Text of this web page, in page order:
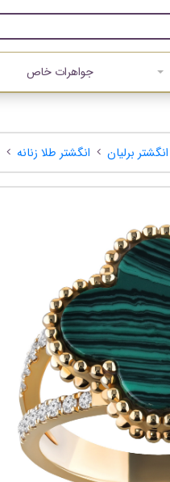
جواهرات خاص
انگشتر برلیان انگشتر طلا زنانه